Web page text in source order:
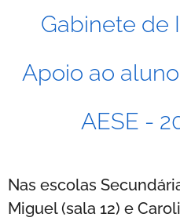
Gabinete de
Apoio ao
AESE -
Nas escolas
Miguel (sala 12) e